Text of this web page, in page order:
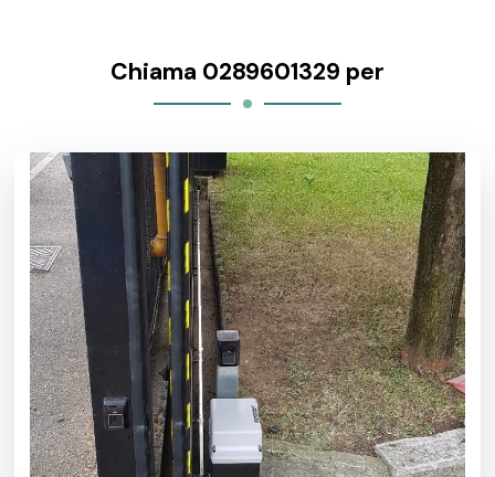
Chiama 0289601329 per